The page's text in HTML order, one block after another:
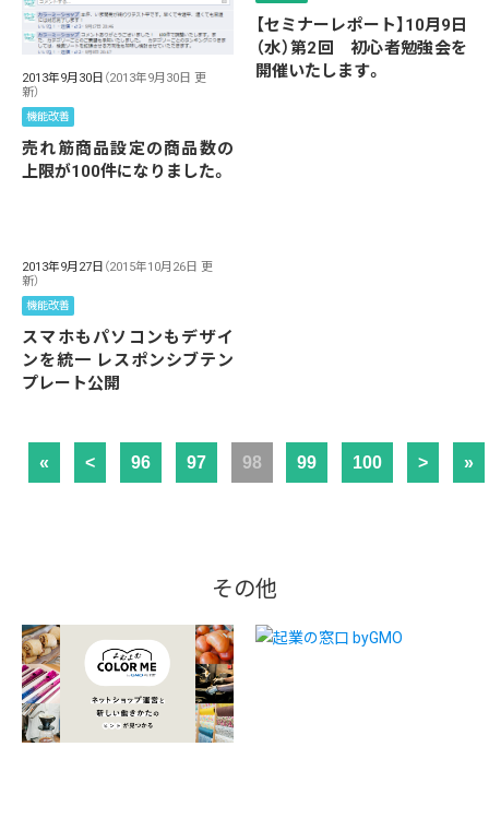
2013年9月30日 （2013年9月30日 更
新）
機能改善
売れ筋商品設定の商品数の
上限が100件になりました。
【セミナーレポート】10月9日
（水）第2回 初心者勉強会を
開催いたします。
2013年9月27日 （2015年10月26日 更
新）
機能改善
スマホもパソコンもデザイ
ンを統一 レスポンシブテン
プレート公開
« < 96 97 98 99 100 > »
その他